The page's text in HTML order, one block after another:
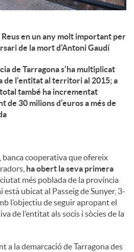
en un any molt important per
de la mort d’Antoni Gaudí
de Tarragona s’ha multiplicat
de l’entitat al territori al 2015; a
també ha incrementat
de 30 milions d’euros a més de
, banca cooperativa que ofereix
ha obert la seva primera
més poblada de la província
està ubicat al Passeig de Sunyer, 3-
l’objectiu de seguir apropant el
de l’entitat als socis i sòcies de la
a la demarcació de Tarragona des